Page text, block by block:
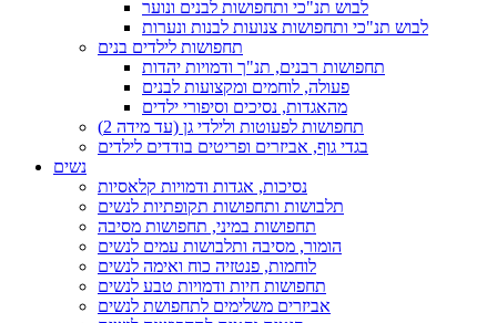
לבוש תנ"כי ותחפושות לבנים ונוער
לבוש תנ"כי ותחפושות צנועות לבנות ונערות
תחפושות לילדים בנים
תחפושות רבנים, תנ"ך ודמויות יהדות
פעולה, לוחמים ומקצועות לבנים
מהאגדות, נסיכים וסיפורי ילדים
תחפושות לפעוטות ולילדי גן (עד מידה 2)
בגדי גוף, אביזרים ופריטים בודדים לילדים
נשים
נסיכות, אגדות ודמויות קלאסיות
תלבושות ותחפושות תקופתיות לנשים
תחפושות במיני, תחפושות מסיבה
הומור, מסיבה ותלבושות עמים לנשים
לוחמות, פנטזיה כוח ואימה לנשים
תחפושות חיות ודמויות טבע לנשים
אביזרים משלימים לתחפושת לנשים